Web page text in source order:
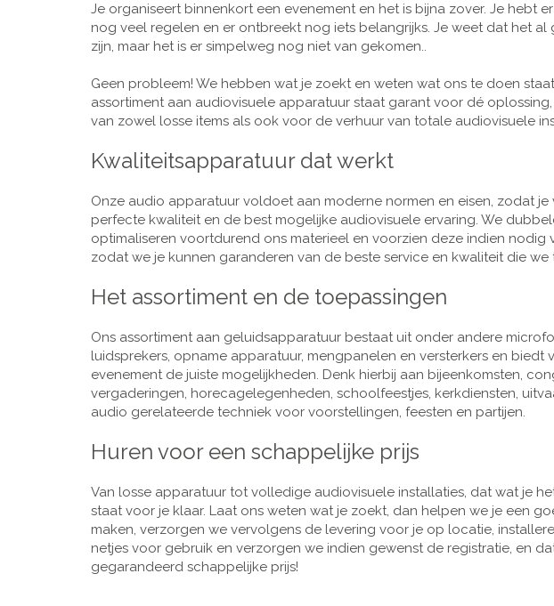
Je organiseert binnenkort een evenement en het is bijna zover. Je hebt
nog veel regelen en er ontbreekt nog iets belangrijks. Je weet dat het al
zijn, maar het is er simpelweg nog niet van gekomen..
Geen probleem! We hebben wat je zoekt en weten wat ons te doen
assortiment aan audiovisuele apparatuur staat garant voor dé
van zowel losse items als ook voor de verhuur van totale audiovisuele
Kwaliteitsapparatuur dat werkt
Onze audio apparatuur voldoet aan moderne normen en eisen, zodat je
perfecte kwaliteit en de best mogelijke audiovisuele ervaring. We
optimaliseren voortdurend ons materieel en voorzien deze indien nodig
zodat we je kunnen garanderen van de beste service en kwaliteit die
Het assortiment en de toepassingen
Ons assortiment aan geluidsapparatuur bestaat uit onder andere
luidsprekers, opname apparatuur, mengpanelen en versterkers en biedt
evenement de juiste mogelijkheden. Denk hierbij aan bijeenkomsten,
vergaderingen, horecagelegenheden, schoolfeestjes, kerkdiensten,
audio gerelateerde techniek voor voorstellingen, feesten en partijen.
Huren voor een schappelijke prijs
Van losse apparatuur tot volledige audiovisuele installaties, dat wat je
staat voor je klaar. Laat ons weten wat je zoekt, dan helpen we je een
maken, verzorgen we vervolgens de levering voor je op locatie,
netjes voor gebruik en verzorgen we indien gewenst de registratie, en
gegarandeerd schappelijke prijs!